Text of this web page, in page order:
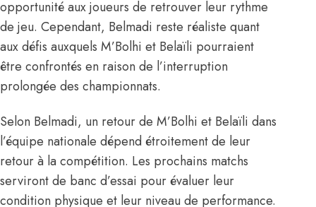
opportunité aux joueurs de retrouver leur rythme
de jeu. Cependant, Belmadi reste réaliste quant
aux défis auxquels M’Bolhi et Belaïli pourraient
être confrontés en raison de l’interruption
prolongée des championnats.
Selon Belmadi, un retour de M’Bolhi et Belaïli dans
l’équipe nationale dépend étroitement de leur
retour à la compétition. Les prochains matchs
serviront de banc d’essai pour évaluer leur
condition physique et leur niveau de performance.